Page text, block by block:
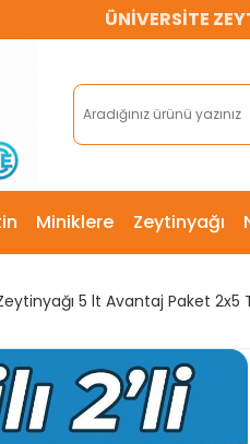
ÜNİVERSİTE
ÜNİVERSİTE
ÜNİVERSİTE
Miniklere Zeytinyağı
5 lt Avantaj Paket 2x5